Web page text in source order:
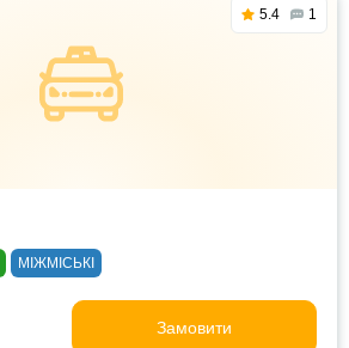
5.4 1
МІЖМІСЬКІ
Замовити